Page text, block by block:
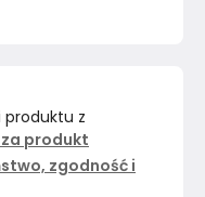
produktu z
produkt
zgodność i